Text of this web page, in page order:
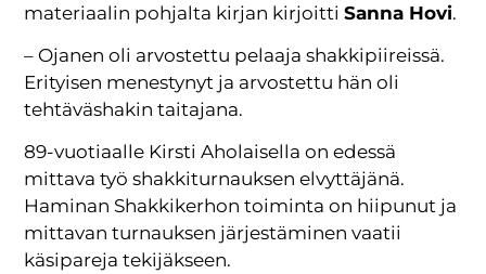
materiaalin pohjalta kirjan kirjoittiSanna Hovi.
– Ojanen oli arvostettu pelaaja shakkipiireissä.
Erityisen menestynyt ja arvostettu hän oli
tehtäväshakin taitajana.
89-vuotiaalle Kirsti Aholaisella on edessä
mittava työ shakkiturnauksen elvyttäjänä.
Haminan Shakkikerhon toiminta on hiipunut ja
mittavan turnauksen järjestäminen vaatii
käsipareja tekijäkseen.